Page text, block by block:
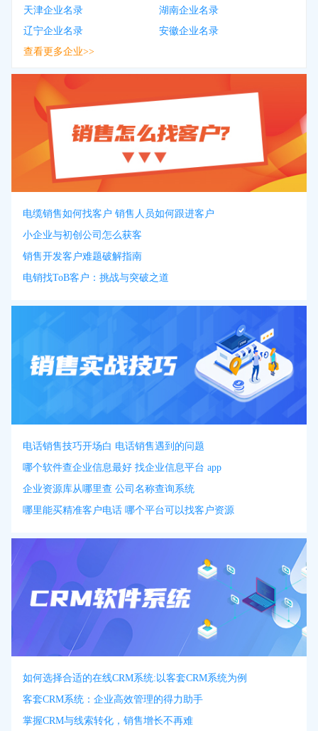
天津企业名录
湖南企业名录
辽宁企业名录
安徽企业名录
查看更多企业>>
电缆销售如何找客户 销售人员如何跟进客户
小企业与初创公司怎么获客
销售开发客户难题破解指南
电销找ToB客户：挑战与突破之道
电话销售技巧开场白 电话销售遇到的问题
哪个软件查企业信息最好 找企业信息平台 app
企业资源库从哪里查 公司名称查询系统
哪里能买精准客户电话 哪个平台可以找客户资源
如何选择合适的在线CRM系统:以客套CRM系统为例
客套CRM系统：企业高效管理的得力助手
掌握CRM与线索转化，销售增长不再难